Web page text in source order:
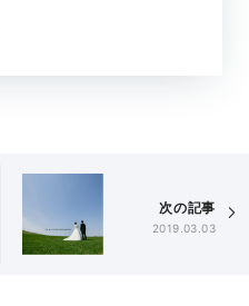
次の記事
2019.03.03